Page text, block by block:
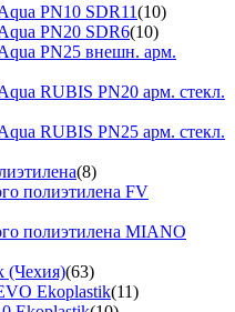
PN10 SDR11(10)
PN20 SDR6(10)
PN25 внешн. арм.
RUBIS PN20 арм. стекл.
RUBIS PN25 арм. стекл.
(8)
полиэтилена FV
полиэтилена MIANO
(Чехия)(63)
Ekoplastik(11)